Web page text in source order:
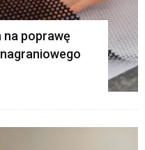
na poprawę